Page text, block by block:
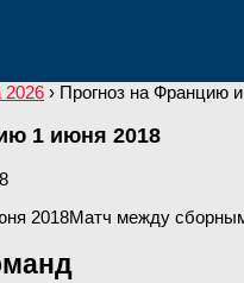
2026 › Прогноз на Францию
1 июня 2018
Матч между